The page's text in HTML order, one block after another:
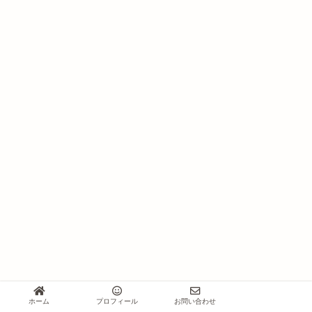
ホーム プロフィール お問い合わせ